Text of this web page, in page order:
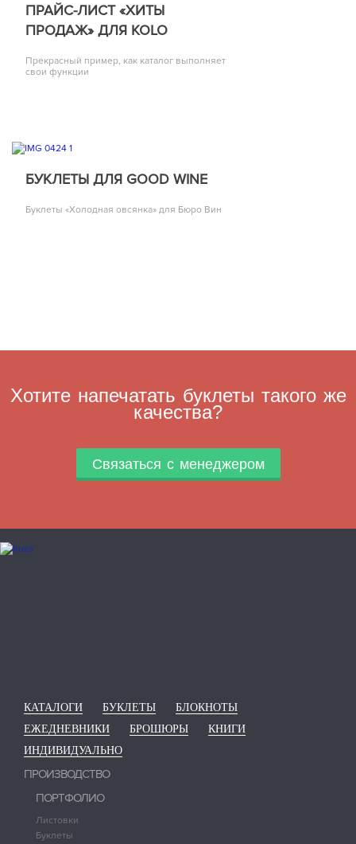
ПРАЙС-ЛИСТ «ХИТЫ
ПРОДАЖ» ДЛЯ KOLO
Прекрасный пример, как каталог выполняет
свои функции
БУКЛЕТЫ ДЛЯ GOOD WINE
Буклеты «Холодная овсянка» для Бюро Вин
Хотите напечатать буклеты такого же
качества?
Связаться с менеджером
КАТАЛОГИ БУКЛЕТЫ
БЛОКНОТЫ
ЕЖЕДНЕВНИКИ
БРОШЮРЫ
КНИГИ
ИНДИВИДУАЛЬНО
ПРОИЗВОДСТВО
ПОРТФОЛИО
Листовки
Буклеты